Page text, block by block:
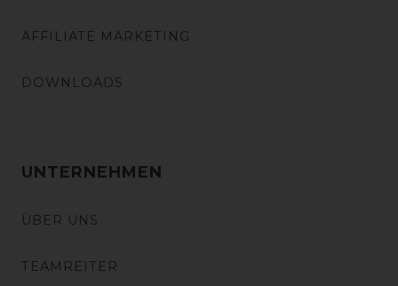
AFFILIATE MARKETING
DOWNLOADS
UNTERNEHMEN
ÜBER UNS
TEAMREITER